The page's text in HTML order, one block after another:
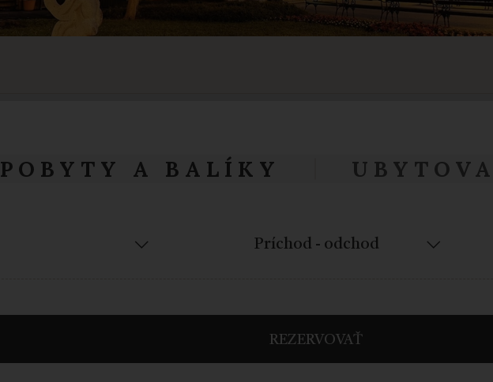
POBYTY A BALÍKY
REZERVOVAŤ